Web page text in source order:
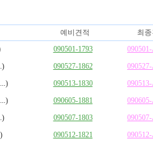
예비견적
최
090501-1793
090527-1862
090513-1830
090605-1881
090507-1803
090512-1821